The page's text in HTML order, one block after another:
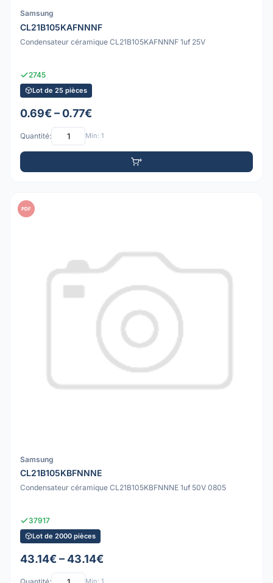
Samsung
CL21B105KAFNNNF
Condensateur céramique CL21B105KAFNNNF 1uf 25V
2745
Lot de 25 pièces
0.69€ – 0.77€
Quantité: Min: 1
PDF
Samsung
CL21B105KBFNNNE
Condensateur céramique CL21B105KBFNNNE 1uf 50V 0805
37917
Lot de 2000 pièces
43.14€ – 43.14€
Min: 1